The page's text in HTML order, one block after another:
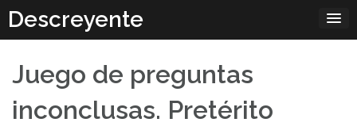
content
Descreyente
Juego de preguntas
inconclusas. Pretérito